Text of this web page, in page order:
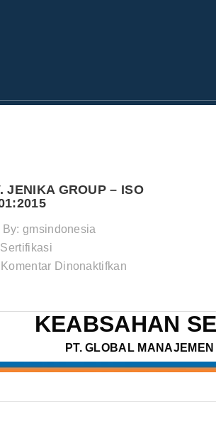
JENIKA GROUP – ISO
By: gmsindonesia
Sertifikasi
Komentar Dinonaktifkan
GROUP
9001:2015
KEABSAHAN
PT. GLOBAL